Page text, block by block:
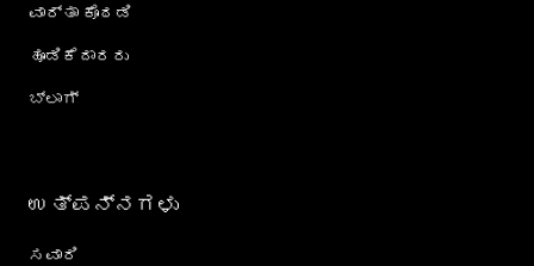
ವಾರ್ತಾ ಕೊಠಡಿ
ಹೂಡಿಕೆದಾರರು
ಬ್ಲಾಗ್
ಉತ್ಪನ್ನಗಳು
ಸವಾರಿ